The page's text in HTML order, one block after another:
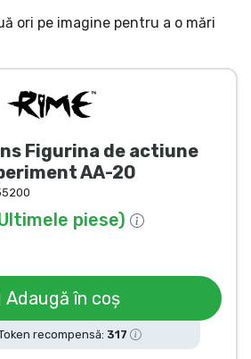
ori pe imagine pentru a o mări
Figurina de actiune
AA-20
piese)
Adaugă în coș
recompensă: 317
animate
jocuri
sport